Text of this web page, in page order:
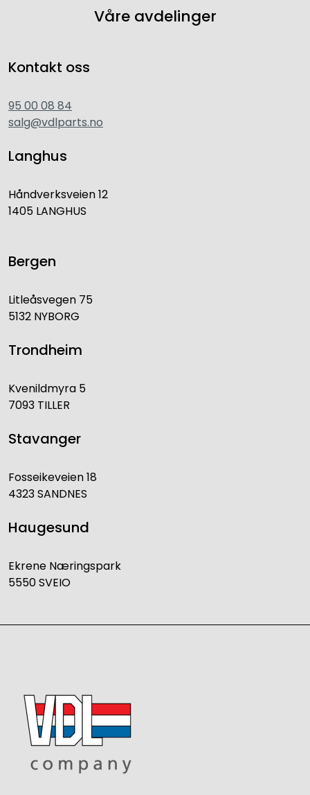
Våre avdelinger
Kontakt oss
95 00 08 84
salg@vdlparts.no
Langhus
Håndverksveien 12
1405 LANGHUS
Bergen
Litleåsvegen 75
5132 NYBORG
Trondheim
Kvenildmyra 5
7093 TILLER
Stavanger
Fosseikeveien 18
4323 SANDNES
Haugesund
Ekrene Næringspark
5550 SVEIO